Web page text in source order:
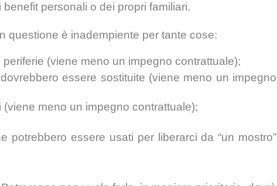
personali o dei propri familiari.
questione è inadempiente per tante cose:
(viene meno un impegno contrattuale);
essere sostituite (viene meno un impegno
meno un impegno contrattuale);
essere usati per liberarci da “un mostro”